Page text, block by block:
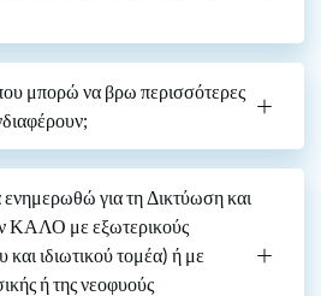
μπορώ να βρω περισσότερες
για τη Δικτύωση και
ΚΑΛΟ με εξωτερικούς
ιδιωτικού τομέα) ή με
ή της νεοφυούς